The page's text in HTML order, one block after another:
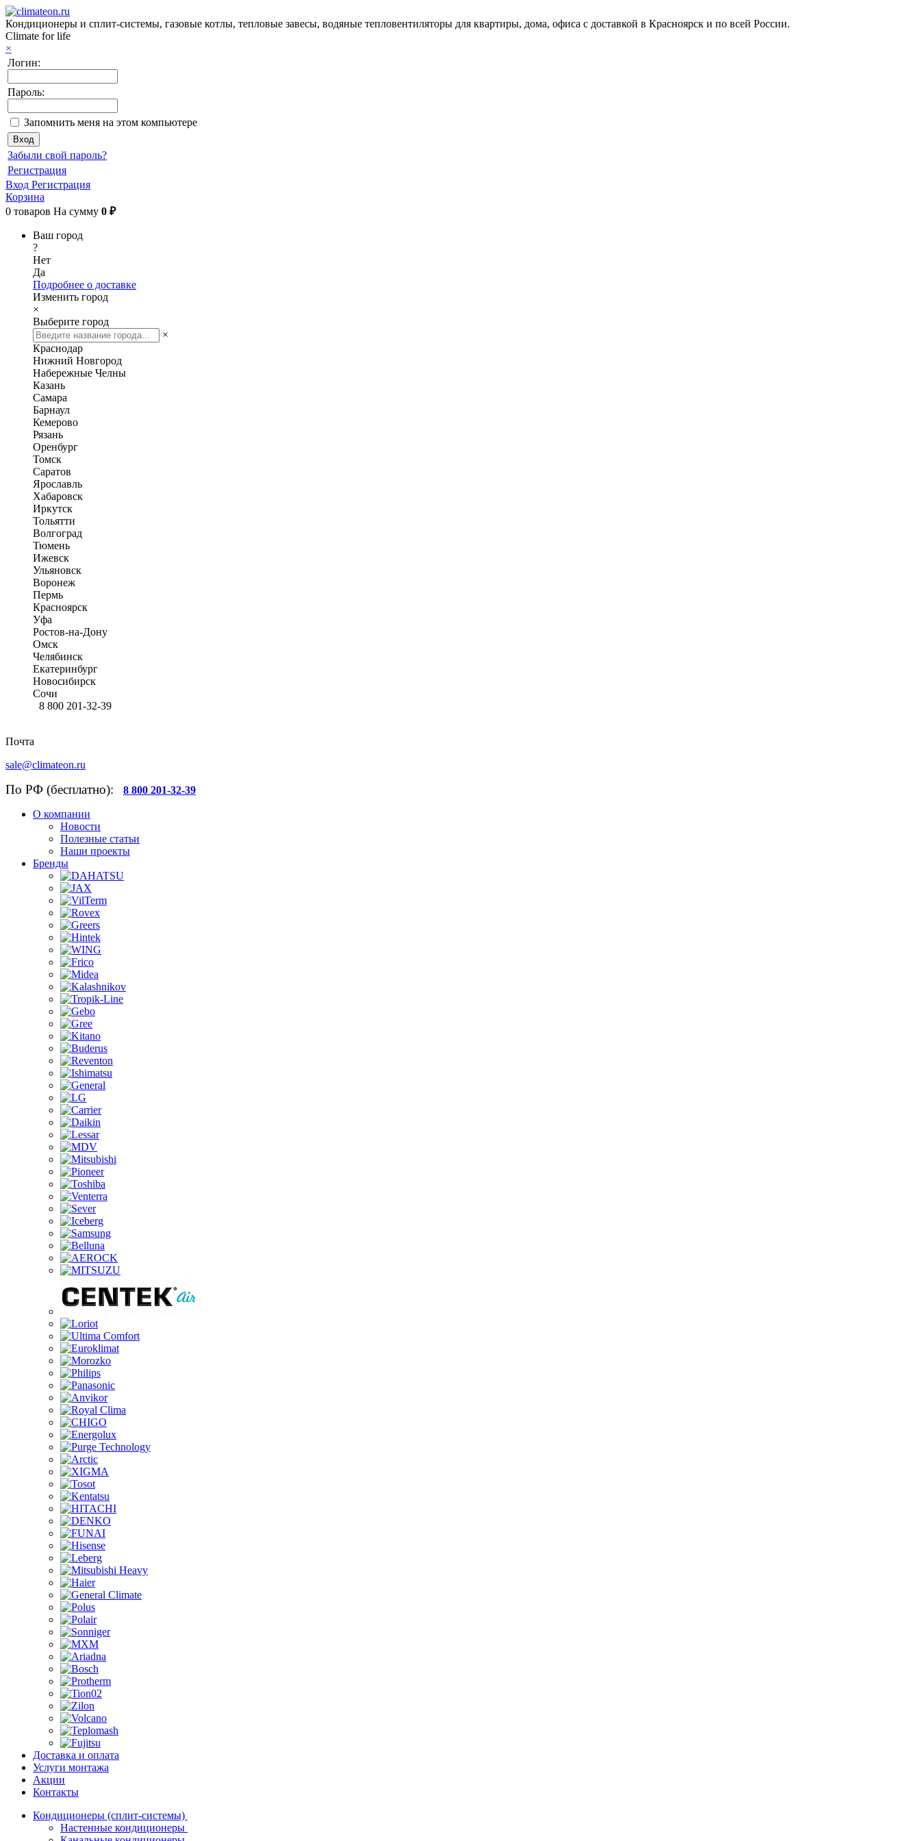
Кондиционеры и сплит-системы, газовые котлы, тепловые завесы, водяные тепловентиляторы для квартиры, дома, офиса с доставкой в Красноярск и по всей России.
Climate for life
×
Логин:
Пароль:
Запомнить меня на этом компьютере
Забыли свой пароль?
Регистрация
Вход Регистрация
Корзина
0 товаров На сумму 0 ₽
Ваш город
?
Нет
Да
Подробнее о доставке
Изменить город
×
Выберите город
×
Краснодар
Нижний Новгород
Набережные Челны
Казань
Самара
Барнаул
Кемерово
Рязань
Оренбург
Томск
Саратов
Ярославль
Хабаровск
Иркутск
Тольятти
Волгоград
Тюмень
Ижевск
Ульяновск
Воронеж
Пермь
Красноярск
Уфа
Ростов-на-Дону
Омск
Челябинск
Екатеринбург
Новосибирск
Сочи
8 800 201-32-39
Почта
sale@climateon.ru
По РФ (бесплатно): 8 800 201-32-39
О компании
Новости
Полезные статьи
Наши проекты
Бренды
Доставка и оплата
Услуги монтажа
Акции
Контакты
Кондиционеры (сплит-системы)
Настенные кондиционеры